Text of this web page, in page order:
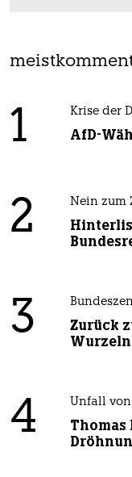
1 Krise der
AfD-
2 Nein zum
3
Zurück
Wurzeln
4 Unfall von